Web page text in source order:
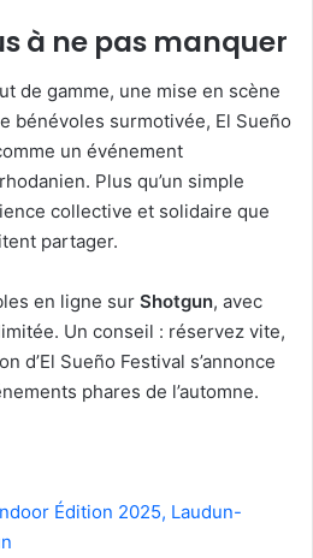
à ne pas manquer
de gamme, une mise en scène
bénévoles surmotivée, El Sueño
un événement
Plus qu’un simple
collective et solidaire que
partager.
en ligne sur Shotgun, avec
Un conseil : réservez vite,
d’El Sueño Festival s’annonce
phares de l’automne.
Édition 2025, Laudun-